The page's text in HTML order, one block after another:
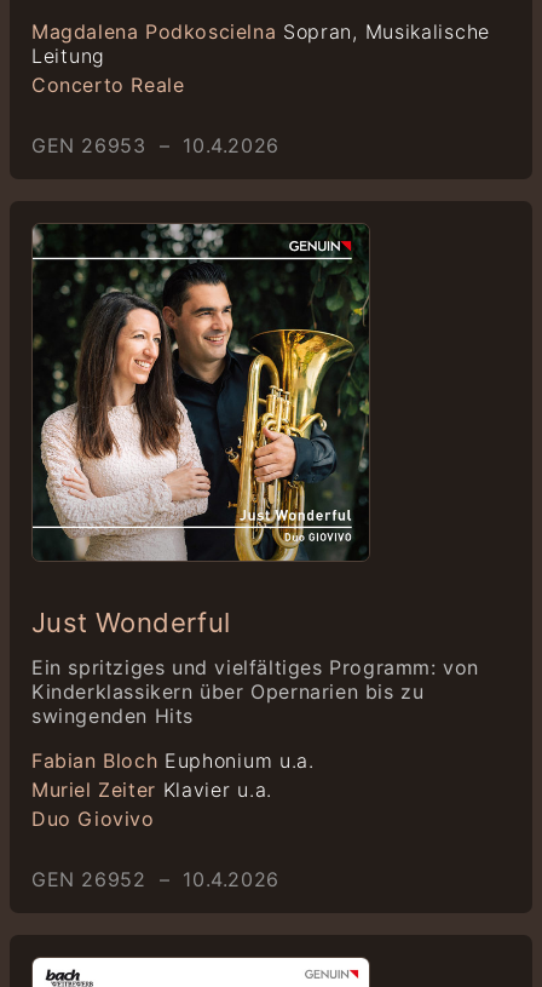
Magdalena Podkoscielna Sopran, Musikalische
Leitung
Concerto Reale
GEN 26953 – 10.4.2026
Just Wonderful
Ein spritziges und vielfältiges Programm: von
Kinderklassikern über Opernarien bis zu
swingenden Hits
Fabian Bloch Euphonium u.a.
Muriel Zeiter Klavier u.a.
Duo Giovivo
GEN 26952 – 10.4.2026